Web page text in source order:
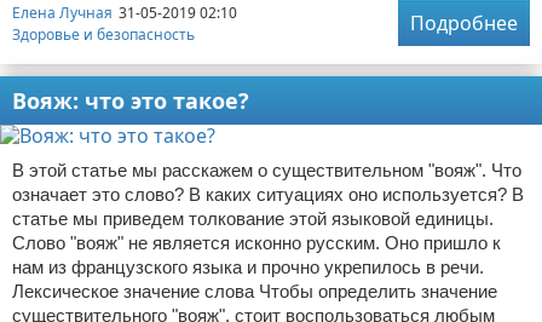
Елена Лучная 31-05-2019 02:10
Здоровье и безопасность
Подробнее
Вояж: что это такое?
В этой статье мы расскажем о существительном "вояж". Что
означает это слово? В каких ситуациях оно используется? В
статье мы приведем толкование этой языковой единицы.
Слово "вояж" не является исконно русским. Оно пришло к
нам из французского языка и прочно укрепилось в речи.
Лексическое значение слова Чтобы определить значение
существительного "вояж", стоит воспользоваться любым